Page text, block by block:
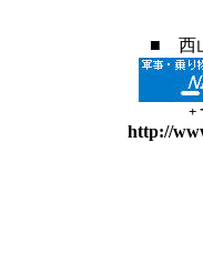
■ 西
+
http://